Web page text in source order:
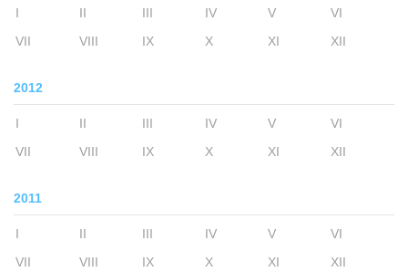
I II III IV V
VI
VII
VIII IX X XI XII
2012
I II III IV V
VI
VII
VIII IX X XI XII
2011
I II III IV V
VI
VII
VIII IX X XI XII